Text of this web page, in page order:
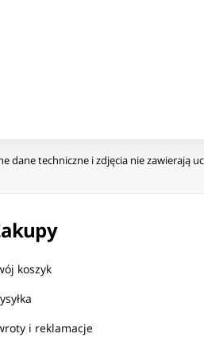
dane techniczne i zdjęcia nie zawierają
koszyk
i reklamacje